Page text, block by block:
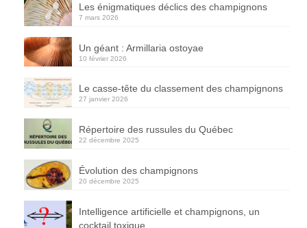
Les énigmatiques déclics des champignons
7 mars 2026
Un géant : Armillaria ostoyae
10 février 2026
Le casse-tête du classement des champignons
27 janvier 2026
Répertoire des russules du Québec
22 décembre 2025
Évolution des champignons
20 décembre 2025
Intelligence artificielle et champignons, un
cocktail toxique